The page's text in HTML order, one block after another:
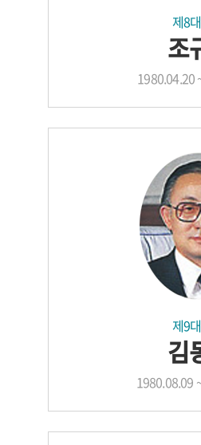
제8
조
1980.04.20
제9
김
1980.08.09